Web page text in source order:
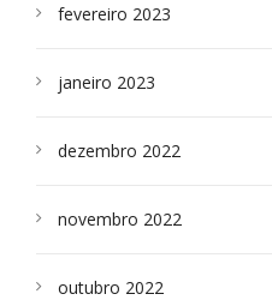
fevereiro 2023
janeiro 2023
dezembro 2022
novembro 2022
outubro 2022